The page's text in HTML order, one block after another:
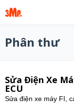
Phân thư
Sửa Điện Xe
ECU
Sửa điện xe máy FI,